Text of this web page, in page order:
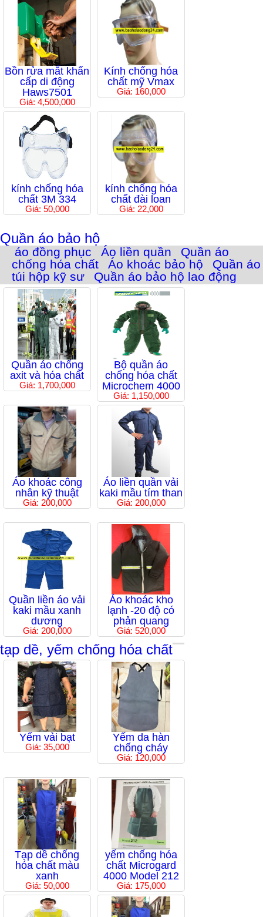
Bồn rửa mắt khẩn
cấp di động
Haws7501
Giá: 4,500,000
Kính chống hóa
chất mỹ Vmax
Giá: 160,000
kính chống hóa
chất 3M 334
Giá: 50,000
kính chống hóa
chất đài loan
Giá: 22,000
Quần áo bảo hộ
áo đồng phục Áo liền quần
Quần áo
chống hóa chất
Áo khoác bảo hộ
Quần áo
túi hộp kỹ sư
Quần áo bảo hộ lao động
Quần áo chống
axit và hóa chất
Giá: 1,700,000
Bộ quần áo
chống hóa chất
Microchem 4000
Giá: 1,150,000
Áo khoác công
nhân kỹ thuật
Giá: 200,000
Áo liền quần vải
kaki mầu tím than
Giá: 200,000
Quần liền áo vải
kaki mầu xanh
dương
Giá: 200,000
Áo khoác kho
lạnh -20 độ có
phản quang
Giá: 520,000
tạp dề, yếm chống hóa chất
Yếm vải bạt
Giá: 35,000
Yếm da hàn
chống cháy
Giá: 120,000
Tạp dề chống
hóa chất màu
xanh
Giá: 50,000
yếm chống hóa
chất Microgard
4000 Model 212
Giá: 175,000